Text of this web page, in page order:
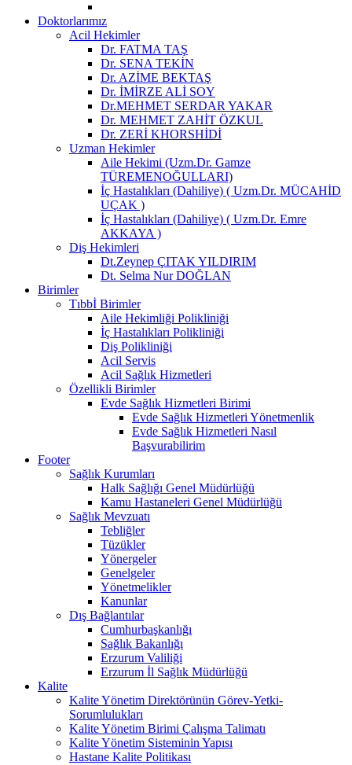
Doktorlarımız
Acil Hekimler
Dr. FATMA TAŞ
Dr. SENA TEKİN
Dr. AZİME BEKTAŞ
Dr. İMİRZE ALİ SOY
Dr.MEHMET SERDAR YAKAR
Dr. MEHMET ZAHİT ÖZKUL
Dr. ZERİ KHORSHİDİ
Uzman Hekimler
Aile Hekimi (Uzm.Dr. Gamze
TÜREMENOĞULLARI)
İç Hastalıkları (Dahiliye) ( Uzm.Dr. MÜCAHİD
UÇAK )
İç Hastalıkları (Dahiliye) ( Uzm.Dr. Emre
AKKAYA )
Diş Hekimleri
Dt.Zeynep ÇITAK YILDIRIM
Dt. Selma Nur DOĞLAN
Birimler
Tıbbİ Birimler
Aile Hekimliği Polikliniği
İç Hastalıkları Polikliniği
Diş Polikliniği
Acil Servis
Acil Sağlık Hizmetleri
Özellikli Birimler
Evde Sağlık Hizmetleri Birimi
Evde Sağlık Hizmetleri Yönetmenlik
Evde Sağlık Hizmetleri Nasıl
Başvurabilirim
Footer
Sağlık Kurumları
Halk Sağlığı Genel Müdürlüğü
Kamu Hastaneleri Genel Müdürlüğü
Sağlık Mevzuatı
Tebliğler
Tüzükler
Yönergeler
Genelgeler
Yönetmelikler
Kanunlar
Dış Bağlantılar
Cumhurbaşkanlığı
Sağlık Bakanlığı
Erzurum Valiliği
Erzurum İl Sağlık Müdürlüğü
Kalite
Kalite Yönetim Direktörünün Görev-Yetki-
Sorumlulukları
Kalite Yönetim Birimi Çalışma Talimatı
Kalite Yönetim Sisteminin Yapısı
Hastane Kalite Politikası